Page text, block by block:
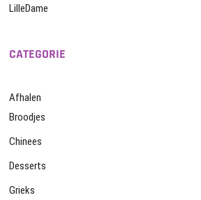
LilleDame
CATEGORIE
Afhalen
Broodjes
Chinees
Desserts
Grieks